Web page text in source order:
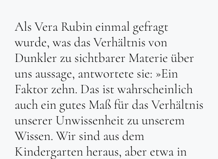
Als Vera Rubin einmal gefragt
wurde, was das Verhältnis von
Dunkler zu sichtbarer Materie über
uns aussage, antwortete sie: »Ein
Faktor zehn. Das ist wahrscheinlich
auch ein gutes Maß für das Verhältnis
unserer Unwissenheit zu unserem
Wissen. Wir sind aus dem
Kindergarten heraus, aber etwa in